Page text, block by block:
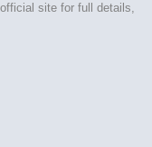
site for full details,